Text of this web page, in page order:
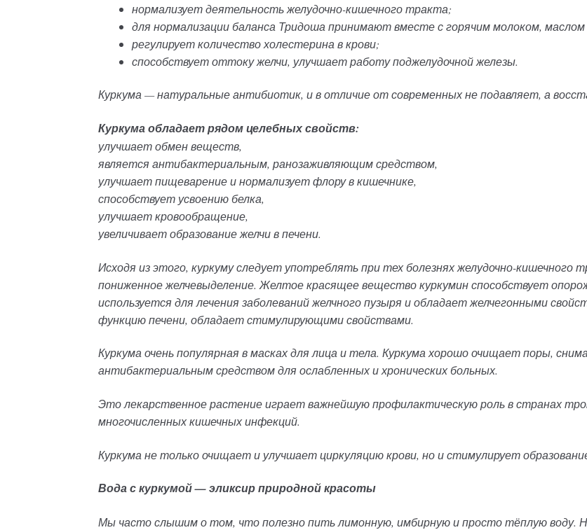
нормализует деятельность желудочно-кишечного тракта;
для нормализации баланса Тридоша принимают вместе с горячим молоком, маслом
регулирует количество холестерина в крови;
способствует оттоку желчи, улучшает работу поджелудочной железы.
Куркума — натуральные антибиотик, и в отличие от современных не подавляет, а
Куркума обладает рядом целебных свойств:
улучшает обмен веществ,
является антибактериальным, ранозаживляющим средством,
улучшает пищеварение и нормализует флору в кишечнике,
способствует усвоению белка,
улучшает кровообращение,
увеличивает образование желчи в печени.
Исходя из этого, куркуму следует употреблять при тех болезнях желудочно-кишечного
пониженное желчевыделение. Желтое красящее вещество куркумин способствует
используется для лечения заболеваний желчного пузыря и обладает желчегонными
функцию печени, обладает стимулирующими свойствами.
Куркума очень популярная в масках для лица и тела. Куркума хорошо очищает поры,
антибактериальным средством для ослабленных и хронических больных.
Это лекарственное растение играет важнейшую профилактическую роль в странах
многочисленных кишечных инфекций.
Куркума не только очищает и улучшает циркуляцию крови, но и стимулирует
Вода с куркумой — эликсир природной красоты
Мы часто слышим о том, что полезно пить лимонную, имбирную и просто тёплую воду.